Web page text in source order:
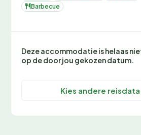
Barbecue
Deze accommodatie is helaas
op de door jou gekozen datum.
Kies andere reisdata